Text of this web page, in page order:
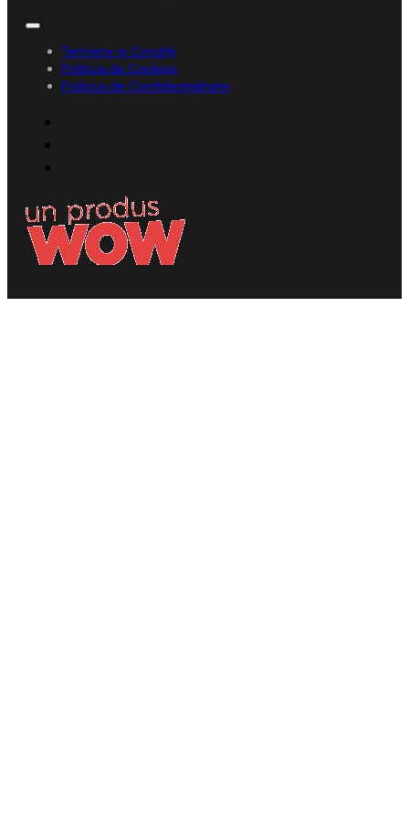
Termene și Condiții
Politica de Cookies
Politica de Confidențialitate